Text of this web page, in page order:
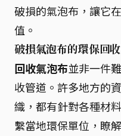
破損的氣泡布，讓它
值。
破損氣泡布的環保回
回收氣泡布並非一件
收管道。許多地方的
織，都有針對各種材
繫當地環保單位，瞭